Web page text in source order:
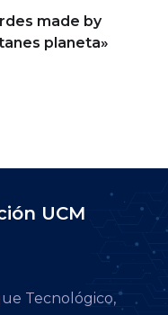
made by
planeta»
UCM
Tecnológico,